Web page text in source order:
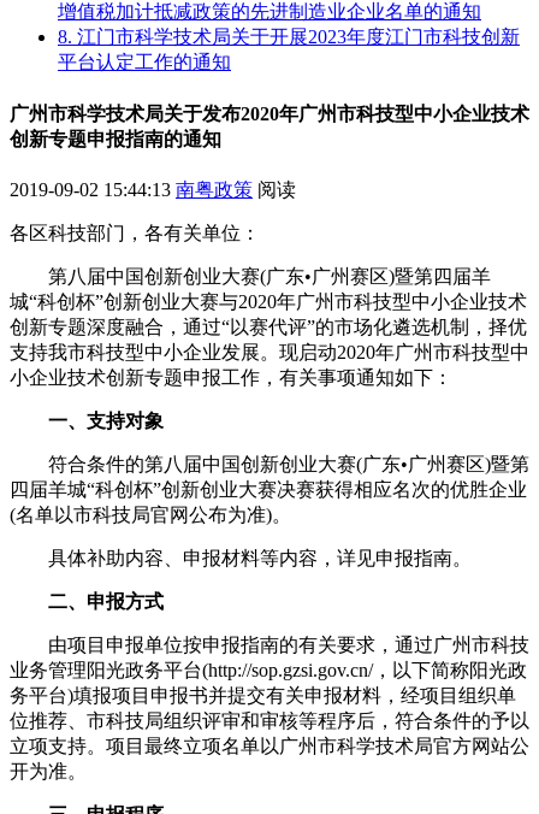
增值税加计抵减政策的先进制造业企业名单的通知
8. 江门市科学技术局关于开展2023年度江门市科技创新
平台认定工作的通知
广州市科学技术局关于发布2020年广州市科技型中小企业技术
创新专题申报指南的通知
2019-09-02 15:44:13 南粤政策 阅读
各区科技部门，各有关单位：
第八届中国创新创业大赛(广东•广州赛区)暨第四届羊
城“科创杯”创新创业大赛与2020年广州市科技型中小企业技术
创新专题深度融合，通过“以赛代评”的市场化遴选机制，择优
支持我市科技型中小企业发展。现启动2020年广州市科技型中
小企业技术创新专题申报工作，有关事项通知如下：
一、支持对象
符合条件的第八届中国创新创业大赛(广东•广州赛区)暨第
四届羊城“科创杯”创新创业大赛决赛获得相应名次的优胜企业
(名单以市科技局官网公布为准)。
具体补助内容、申报材料等内容，详见申报指南。
二、申报方式
由项目申报单位按申报指南的有关要求，通过广州市科技
业务管理阳光政务平台(http://sop.gzsi.gov.cn/，以下简称阳光政
务平台)填报项目申报书并提交有关申报材料，经项目组织单
位推荐、市科技局组织评审和审核等程序后，符合条件的予以
立项支持。项目最终立项名单以广州市科学技术局官方网站公
开为准。